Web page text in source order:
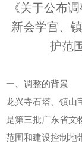
《关于公布
新会学宫、
护范
一、调整的背景
龙兴寺石塔、镇山
是第三批广东省文
范围和建设控制地